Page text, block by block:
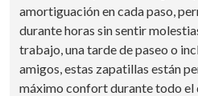
amortiguación en cada paso,
durante horas sin sentir
trabajo, una tarde de paseo o
amigos, estas zapatillas están
máximo confort durante todo el